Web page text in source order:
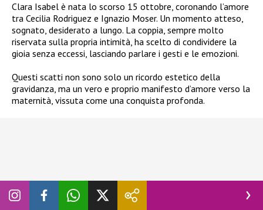
Clara Isabel è nata lo scorso 15 ottobre, coronando l’amore
tra Cecilia Rodriguez e Ignazio Moser. Un momento atteso,
sognato, desiderato a lungo. La coppia, sempre molto
riservata sulla propria intimità, ha scelto di condividere la
gioia senza eccessi, lasciando parlare i gesti e le emozioni.
Questi scatti non sono solo un ricordo estetico della
gravidanza, ma un vero e proprio manifesto d’amore verso la
maternità, vissuta come una conquista profonda.